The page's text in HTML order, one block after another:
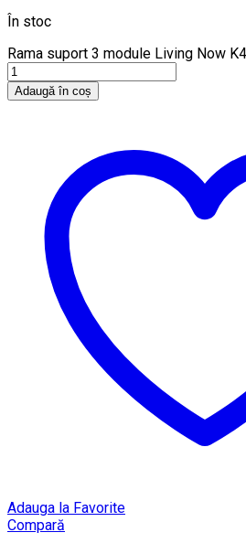
În stoc
Rama suport 3 module Living Now
Adaugă în coș
Adauga la Favorite
Compară